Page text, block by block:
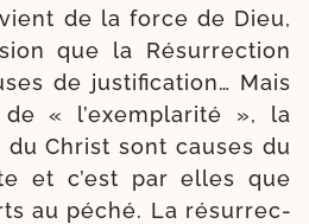
de la force de Dieu,
que la Résurrection
de jus­ti­fi­ca­tion… Mais
« l’exem­pla­ri­té », la
Christ sont causes du
et c’est par elles que
au péché. La résur­rec­